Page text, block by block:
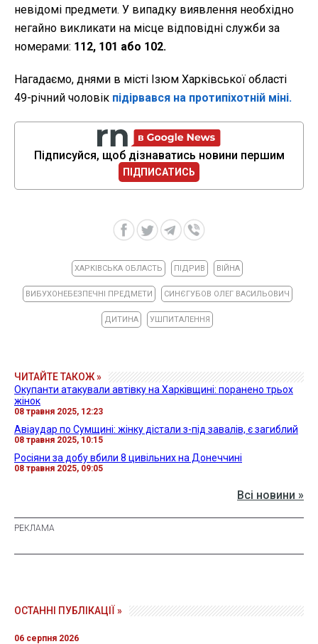
невідомі предмети. У випадку виявлення необхідно
негайно викликати на місце відповідні служби за
номерами: 112, 101 або 102.
Нагадаємо, днями в місті Ізюм Харківської області
49-річний чоловік підірвався на протипіхотній міні.
Підписуйся, щоб дізнаватись новини першим
ПІДПИСАТИСЬ
ХАРКІВСЬКА ОБЛАСТЬ ПІДРИВ ВІЙНА
ВИБУХОНЕБЕЗПЕЧНІ ПРЕДМЕТИ СИНЄГУБОВ ОЛЕГ ВАСИЛЬОВИЧ
ДИТИНА УШПИТАЛЕННЯ
ЧИТАЙТЕ ТАКОЖ »
Окупанти атакували автівку на Харківщині: поранено трьох
жінок
08 травня 2025, 12:23
Авіаудар по Сумщині: жінку дістали з-під завалів, є загиблий
08 травня 2025, 10:15
Росіяни за добу вбили 8 цивільних на Донеччині
08 травня 2025, 09:05
Всі новини »
ОСТАННІ ПУБЛІКАЦІЇ »
06 серпня 2026